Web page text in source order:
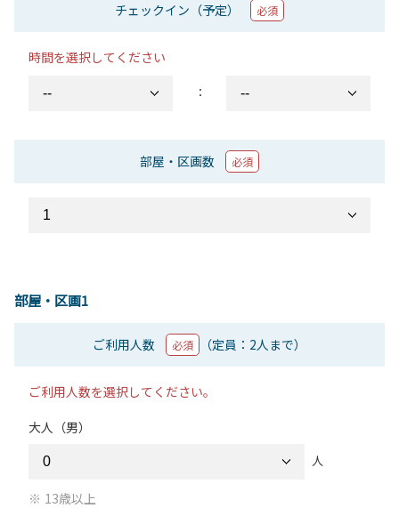
チェックイン（予定） 必須
時間を選択してください
：
部屋・区画数 必須
部屋・区画1
ご利用人数 必須 （定員：2人まで）
ご利用人数を選択してください。
大人（男）
人
13歳以上